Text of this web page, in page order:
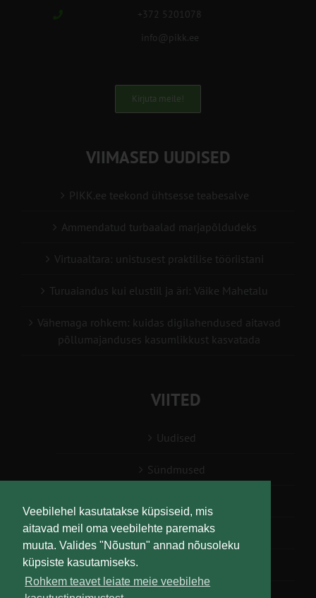
Veebilehel kasutatakse küpsiseid, mis
aitavad meil oma veebilehte paremaks
muuta. Valides "Nõustun" annad nõusoleku
küpsiste kasutamiseks.
Rohkem teavet leiate meie veebilehe
+372 5201078
info@pikk.ee
Kirjuta meile!
VIIMASED UUDISED
PIKK.ee teekond ühtsesse teabesalve
Ammendatud turbaalad marjapõldudeks
Virtuaaltara: unistusest praktilise tööriistani
Turuaiandus kui elustiil ja äri: Väike Mahetalu
Vähemaga rohkem: kuidas digilahendused aitavad
põllumajanduses kasumlikkust kasvatada
VIITED
Uudised
Sündmused
Teabesalv
Liitu uudiskirjaga